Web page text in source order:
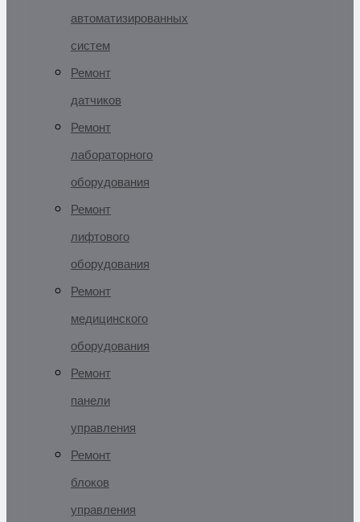
автоматизированных
систем
Ремонт
датчиков
Ремонт
лабораторного
оборудования
Ремонт
лифтового
оборудования
Ремонт
медицинского
оборудования
Ремонт
панели
управления
Ремонт
блоков
управления